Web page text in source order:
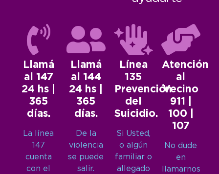
Llamá
al 147
24 hs |
365
días.
La línea
147
cuenta
con el
Llamá
al 144
24 hs |
365
días.
De la
violencia
se puede
salir.
Línea
135
Prevención
del
Suicidio.
Si Usted,
o algún
familiar o
allegado
Atención
al
Vecino
911 |
100 |
107
No dude
en
llamarnos